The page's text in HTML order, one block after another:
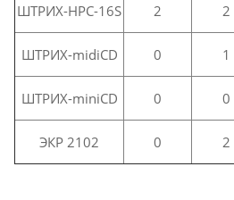
ШТРИХ-HPC-16S 2 2
ШТРИХ-midiCD 0 1
ШТРИХ-miniCD 0 0
ЭКР 2102 0 2